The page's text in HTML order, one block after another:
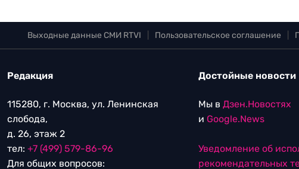
Выходные данные СМИ RTVI Пользовательское соглашение
Редакция
115280, г. Москва, ул. Ленинская
слобода,
д. 26, этаж 2
тел: +7 (499) 579-86-96
Для общих вопросов:
Достойные новости
Мы в Дзен.Новостях
и Google.News
Уведомление об
рекомендательных